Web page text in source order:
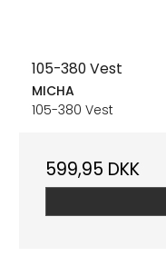
105-380 Vest
MICHA
105-380 Vest
599,95 DKK